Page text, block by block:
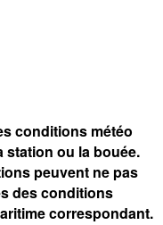
conditions météo
station ou la bouée.
peuvent ne pas
des conditions
correspondant.